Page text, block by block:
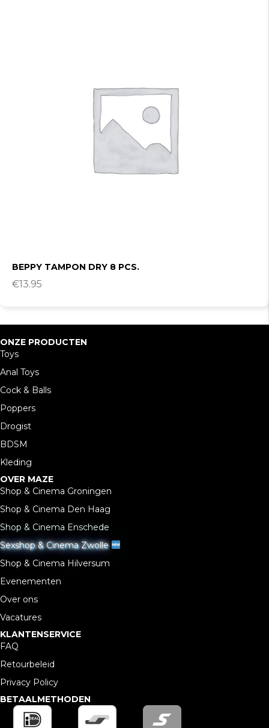
BEPPY TAMPON DRY 8 PCS.
€13.95
ONZE PRODUCTEN
Toys
Anal Toys
Cock & Balls
Poppers
Drogist
BDSM
Kleding
OVER MAZE
Shop & Cinema Groningen
Shop & Cinema Den Haag
Shop & Cinema Enschede
Sexshop & Cinema Zwolle
Shop & Cinema Hilversum
Evenementen
Over ons
Vacatures
KLANTENSERVICE
FAQ
Retourbeleid
Privacy Policy
BETAALMETHODEN